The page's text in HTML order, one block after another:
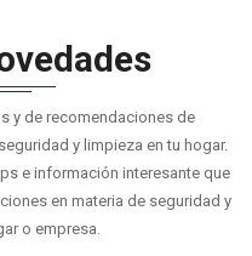
y de recomendaciones de
y limpieza en tu hogar.
e información interesante que
en materia de seguridad y
o empresa.